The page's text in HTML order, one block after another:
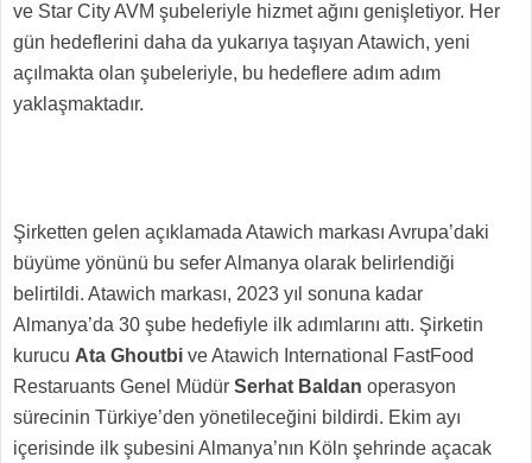
ve Star City AVM şubeleriyle hizmet ağını genişletiyor. Her
gün hedeflerini daha da yukarıya taşıyan Atawich, yeni
açılmakta olan şubeleriyle, bu hedeflere adım adım
yaklaşmaktadır.
Şirketten gelen açıklamada Atawich markası Avrupa’daki
büyüme yönünü bu sefer Almanya olarak belirlendiği
belirtildi. Atawich markası, 2023 yıl sonuna kadar
Almanya’da 30 şube hedefiyle ilk adımlarını attı. Şirketin
kurucu Ata Ghoutbi ve Atawich International FastFood
Restaruants Genel Müdür Serhat Baldan operasyon
sürecinin Türkiye’den yönetileceğini bildirdi. Ekim ayı
içerisinde ilk şubesini Almanya’nın Köln şehrinde açacak